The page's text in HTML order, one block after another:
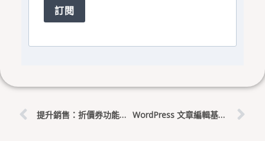
訂閱
提升銷售：折價券功能使用教學 WordPress 文章編輯基礎：寫作、排版與發佈的全攻略